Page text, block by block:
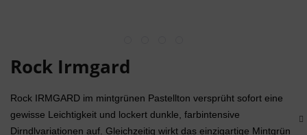
Rock Irmgard
Rock IRMGARD im mintgrünen Pastellton versprüht sofort eine
gewisse Leichtigkeit und lockert dunkle, farbintensive
Dirndlvariationen auf. Gleichzeitig wirkt das einzigartige Mintgrün